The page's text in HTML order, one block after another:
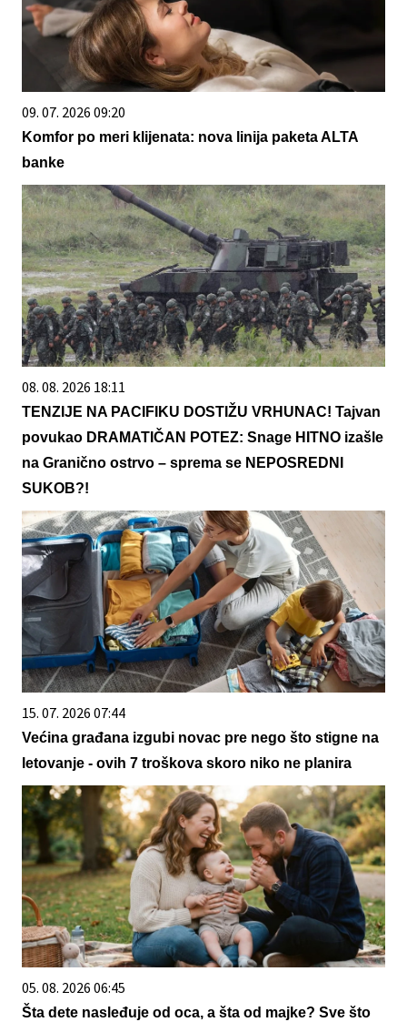
09. 07. 2026 09:20
Komfor po meri klijenata: nova linija paketa ALTA
banke
08. 08. 2026 18:11
TENZIJE NA PACIFIKU DOSTIŽU VRHUNAC! Tajvan
povukao DRAMATIČAN POTEZ: Snage HITNO izašle
na Granično ostrvo – sprema se NEPOSREDNI
SUKOB?!
15. 07. 2026 07:44
Većina građana izgubi novac pre nego što stigne na
letovanje - ovih 7 troškova skoro niko ne planira
05. 08. 2026 06:45
Šta dete nasleđuje od oca, a šta od majke? Sve što